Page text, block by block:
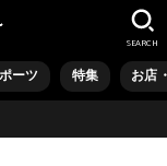
ーツ 特集 お店
SEARCH